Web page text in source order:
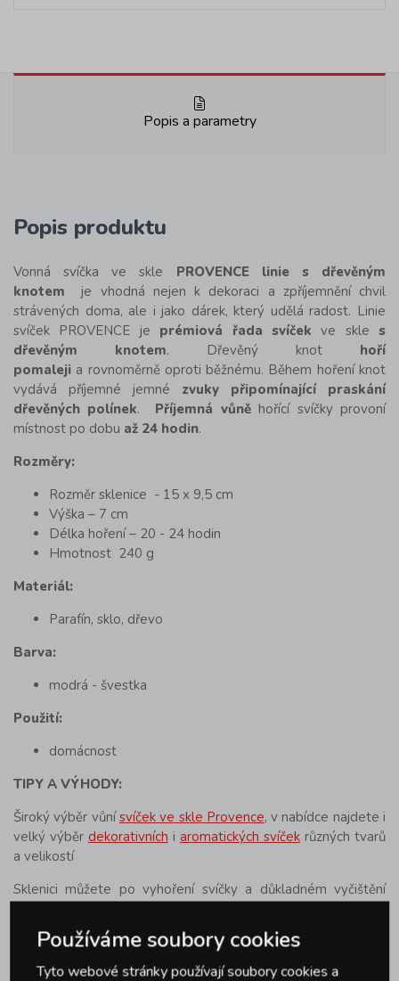
Popis a parametry
Popis produktu
Vonná svíčka ve skle PROVENCE linie s dřevěným
knotem je vhodná nejen k dekoraci a zpříjemnění chvil
strávených doma, ale i jako dárek, který udělá radost. Linie
svíček PROVENCE je prémiová řada svíček ve skle s
dřevěným knotem. Dřevěný knot hoří
pomaleji a rovnoměrně oproti běžnému. Během hoření knot
vydává příjemné jemné zvuky připomínající praskání
dřevěných polínek. Příjemná vůněhořící svíčky provoní
místnost po dobu až 24 hodin.
Rozměry:
Rozměr sklenice - 15 x 9,5 cm
Výška – 7 cm
Délka hoření – 20 - 24 hodin
Hmotnost 240 g
Materiál:
Parafín, sklo, dřevo
Barva:
modrá - švestka
Použití:
domácnost
TIPY A VÝHODY:
Široký výběr vůnísvíček ve skle Provence, v nabídce najdete i
velký výběr dekorativních i aromatických svíček různých tvarů
a velikostí
Sklenici můžete po vyhoření svíčky a důkladném vyčištění
Parametry produktu
Používáme soubory cookies
Tyto webové stránky používají soubory cookies a